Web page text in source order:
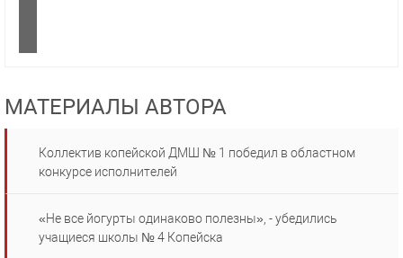
МАТЕРИАЛЫ АВТОРА
Коллектив копейской ДМШ № 1 победил в областном
конкурсе исполнителей
«Не все йогурты одинаково полезны», - убедились
учащиеся школы № 4 Копейска